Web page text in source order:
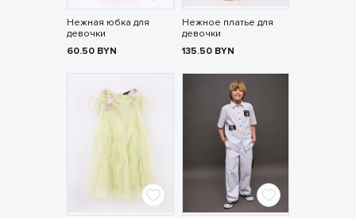
Нежная юбка для
девочки
60.50 BYN
Нежное платье для
девочки
135.50 BYN